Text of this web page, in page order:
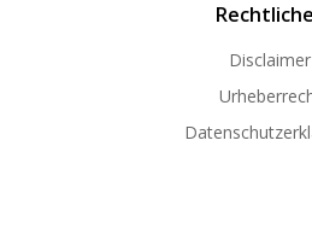
Disclaimer